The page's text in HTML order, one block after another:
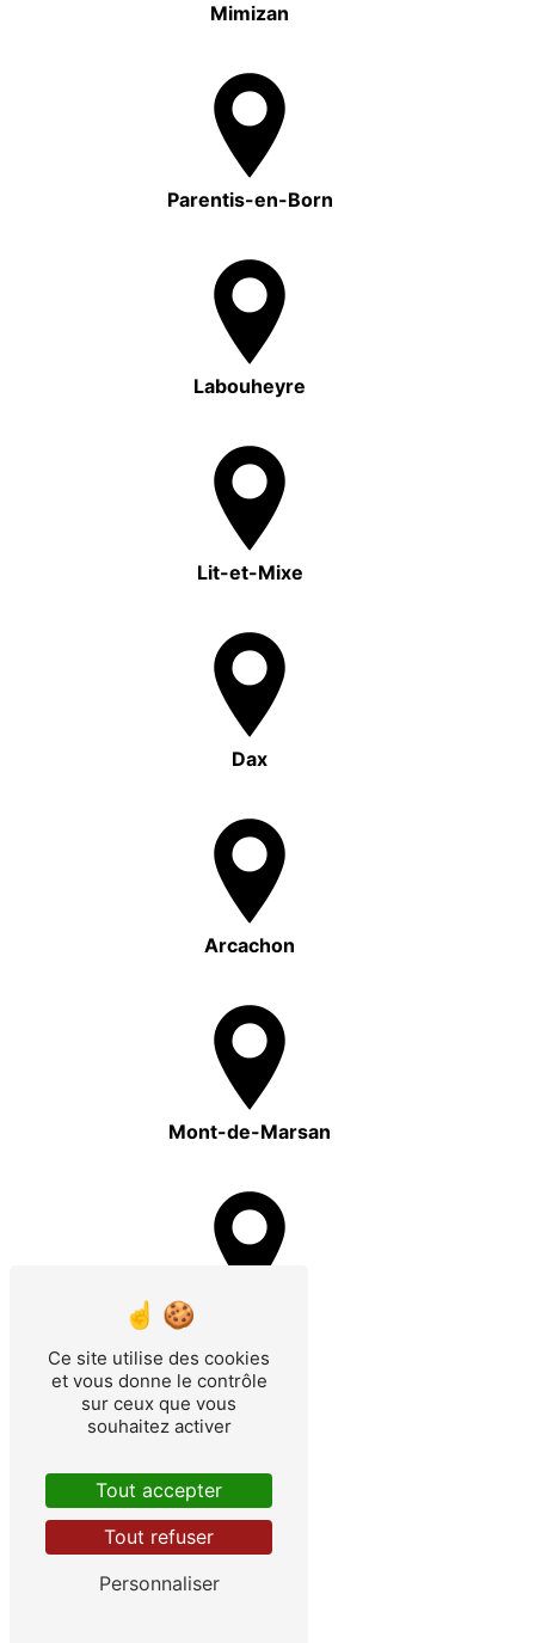
Mimizan
Parentis-en-Born
Labouheyre
Lit-et-Mixe
Dax
Arcachon
Mont-de-Marsan
Capbreton
Ce site utilise des cookies
et vous donne le contrôle
sur ceux que vous
souhaitez activer
Tout accepter
Tout refuser
Personnaliser